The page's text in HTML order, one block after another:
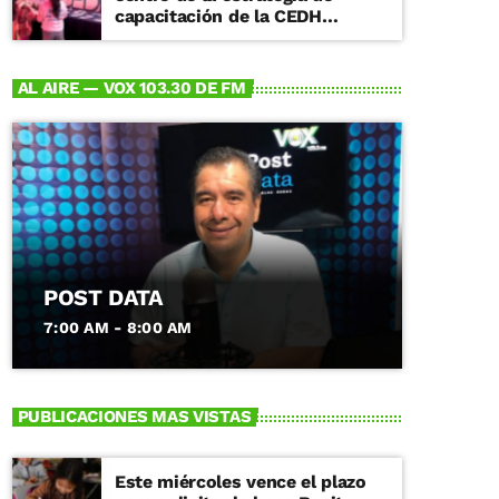
capacitación de la CEDH
Michoacán
AL AIRE — VOX 103.30 DE FM
POST DATA
7:00 AM - 8:00 AM
PUBLICACIONES MAS VISTAS
Este miércoles vence el plazo